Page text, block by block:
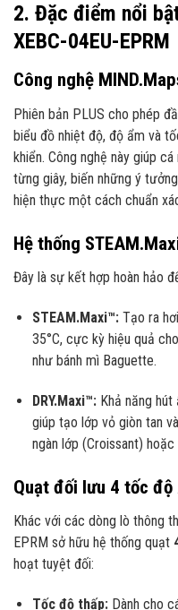
2. Đặc điểm nổi
XEBC-04EU-EPRM
Công nghệ
Phiên bản PLUS cho phép
biểu đồ nhiệt độ, độ ẩm và
khiển. Công nghệ này giúp
từng giây, biến những ý
hiện thực một cách chuẩn
Hệ thống
Đây là sự kết hợp hoàn hảo
STEAM.Maxi™:Tạo ra
35°C, cực kỳ hiệu quả
như bánh mì Baguette.
DRY.Maxi™:Khả năng hút
giúp tạo lớp vỏ giòn tan
ngàn lớp (Croissant)
Quạt đối lưu 4 tốc độ
Khác với các dòng lò thông
EPRM sở hữu hệ thống quạt
hoạt tuyệt đối:
Tốc độ thấp:Dành cho